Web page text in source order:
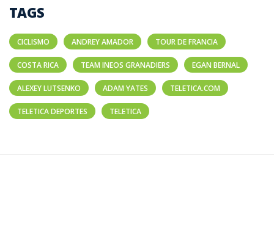
TAGS
CICLISMO ANDREY AMADOR TOUR DE FRANCIA
COSTA RICA TEAM INEOS GRANADIERS EGAN BERNAL
ALEXEY LUTSENKO ADAM YATES TELETICA.COM
TELETICA DEPORTES TELETICA